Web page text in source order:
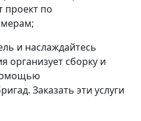
проект по
и наслаждайтесь
организует сборку и
Заказать эти услуги